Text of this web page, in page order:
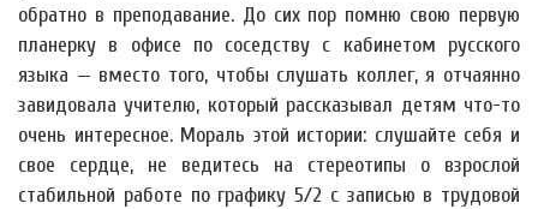
обратно в преподавание. До сих пор помню свою первую
планерку в офисе по соседству с кабинетом русского
языка — вместо того, чтобы слушать коллег, я отчаянно
завидовала учителю, который рассказывал детям что-то
очень интересное. Мораль этой истории: слушайте себя и
свое сердце, не ведитесь на стереотипы о взрослой
стабильной работе по графику 5/2 с записью в трудовой